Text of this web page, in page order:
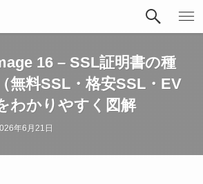
16 – SSL証明書の種
無料SSL・格安SSL・EV
わかりやすく図解
年6月21日